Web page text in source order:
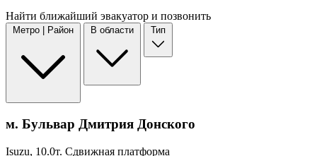
Найти ближайший эвакуатор и позвонить
Метро | Район В области Тип
м. Бульвар Дмитрия Донского
Isuzu, 10.0т. Сдвижная платформа